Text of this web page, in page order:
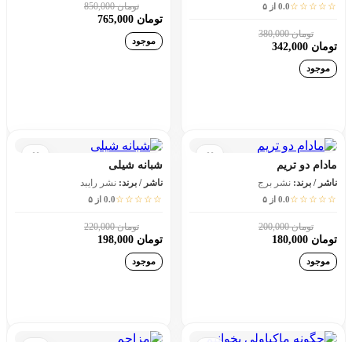
☆☆☆☆☆0.0 از ۵
تومان 380,000
تومان 342,000
موجود
تومان 850,000
تومان 765,000
موجود
مادام دو تریم
ناشر / برند: نشر برج
☆☆☆☆☆0.0 از ۵
تومان 200,000
تومان 180,000
موجود
شبانه شیلی
ناشر / برند: نشر رایبد
☆☆☆☆☆0.0 از ۵
تومان 220,000
تومان 198,000
موجود